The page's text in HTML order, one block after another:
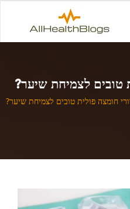
טובים לצמיחת שיער?
חומצה פולית טובים לצמיחת שיער?